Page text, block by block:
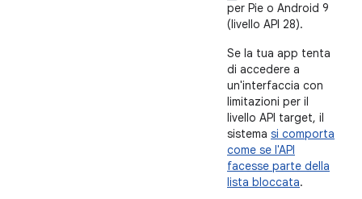
per Pie o Android 9
(livello API 28).
Se la tua app tenta
di accedere a
un'interfaccia con
limitazioni per il
livello API target, il
sistema si comporta
come se l'API
facesse parte della
lista bloccata.